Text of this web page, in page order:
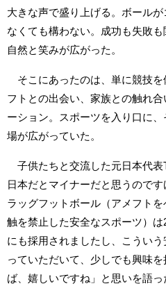
大きな声で盛り上げる。ボール
なくても構わない。成功も失敗
自然と笑みが広がった。
そこにあったのは、単に競技を
フトとの出会い、家族との触れ
ーション。スポーツを入り口に
場が広がっていた。
子供たちと交流した元日本代表
日本だとマイナーだと思うので
ラッグフットボール（アメフト
触を禁止した安全なスポーツ）
にも採用されましたし、こうい
っていただいて、少しでも興味
ば、嬉しいですね」と思いを語っ